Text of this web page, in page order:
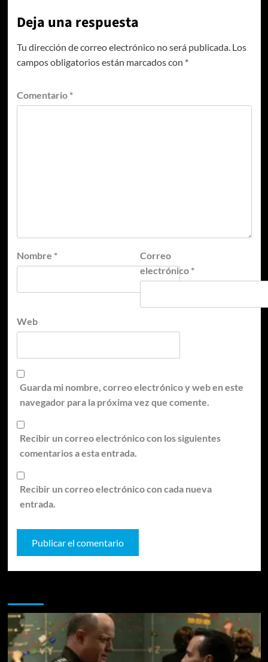
Deja una respuesta
Tu dirección de correo electrónico no será publicada. Los
campos obligatorios están marcados con *
Comentario *
Nombre *
Correo
electrónico *
Web
Guarda mi nombre, correo electrónico y web en este
navegador para la próxima vez que comente.
Recibir un correo electrónico con los siguientes
comentarios a esta entrada.
Recibir un correo electrónico con cada nueva
entrada.